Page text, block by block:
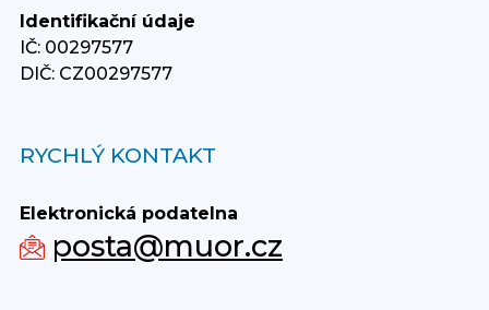
Identifikační údaje
IČ: 00297577
DIČ: CZ00297577
RYCHLÝ KONTAKT
Elektronická podatelna
posta@muor.cz